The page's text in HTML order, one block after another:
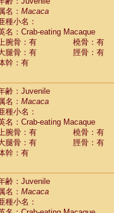
(4)
(0)
gelada(1)
(1)
(0)
(6)
(135)
fuscata
yakui
hybrid(0)
(1)
(45)
(3)
名： Macaca
種小名：
名：Crab-eating Macaque
腕骨：有
橈骨：有
腿骨：有
脛骨：有
幹：有
齢：Juvenile
名： Macaca
種小名：
名：Crab-eating Macaque
腕骨：有
橈骨：有
腿骨：有
脛骨：有
幹：有
齢：Juvenile
名： Macaca
種小名：